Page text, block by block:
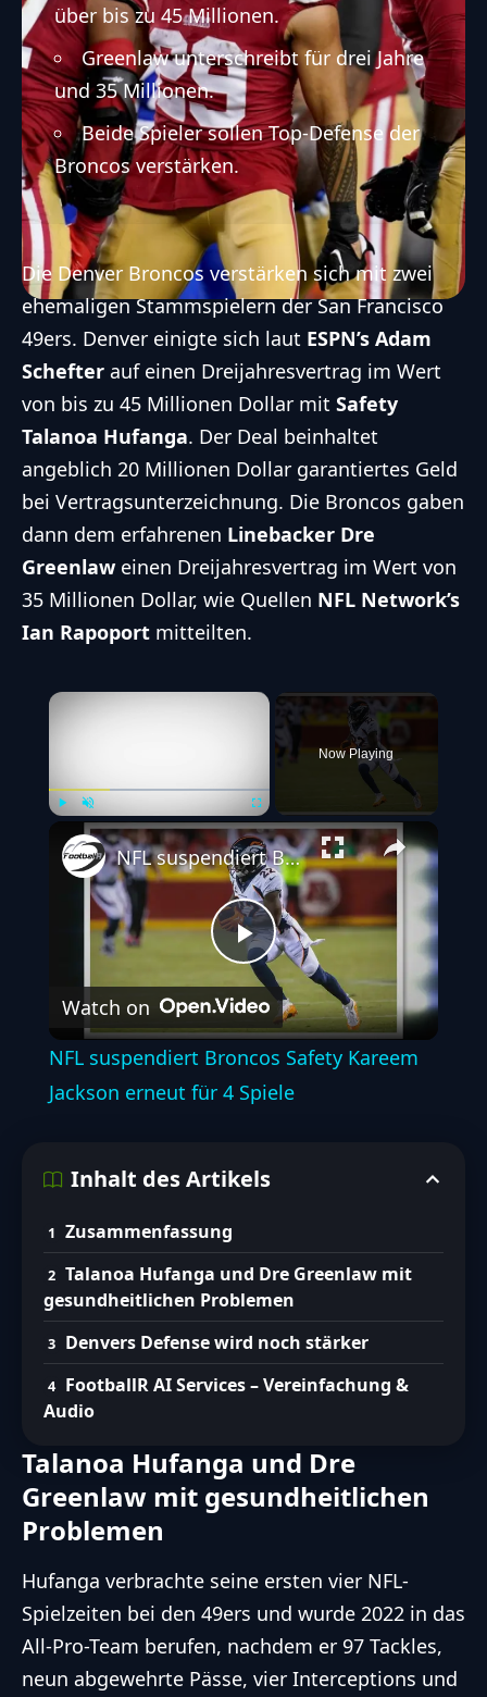
über bis zu 45 Millionen.
Greenlaw unterschreibt für drei Jahre
und 35 Millionen.
Beide Spieler sollen Top-Defense der
Broncos verstärken.
Die Denver Broncosverstärken sich mit zwei
ehemaligen Stammspielern derSan Francisco
49ers. Denver einigte sich laut ESPN’s Adam
Schefter auf einen Dreijahresvertrag im Wert
von bis zu 45 Millionen Dollar mit Safety
Talanoa Hufanga. Der Deal beinhaltet
angeblich 20 Millionen Dollar garantiertes Geld
bei Vertragsunterzeichnung. Die Broncos gaben
dann dem erfahrenen Linebacker Dre
Greenlaw einen Dreijahresvertrag im Wert von
35 Millionen Dollar, wie Quellen NFL Network’s
Ian Rapoport mitteilten.
×
Unmute Fullscreen
Now Playing
Play
Video
NFL suspendiert Broncos Safety Kareem Jackson erneut für 4 Spiele
Watch on
NFL suspendiert Broncos Safety Kareem
Jackson erneut für 4 Spiele
Inhalt des Artikels
Zusammenfassung
Talanoa Hufanga und Dre Greenlaw mit
gesundheitlichen Problemen
Denvers Defense wird noch stärker
FootballR AI Services – Vereinfachung &
Audio
Talanoa Hufanga und Dre
Greenlaw mit gesundheitlichen
Problemen
Hufanga verbrachte seine ersten vier NFL-
Spielzeiten bei den 49ers und wurde 2022 in das
All-Pro-Team berufen, nachdem er 97 Tackles,
neun abgewehrte Pässe, vier Interceptions und